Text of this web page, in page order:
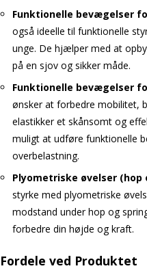
Funktionelle bevægelser
også ideelle til funktionelle
unge. De hjælper med at
på en sjov og sikker måde.
Funktionelle bevægelser
ønsker at forbedre mobilitet,
elastikker et skånsomt og
muligt at udføre funktionelle
overbelastning.
Plyometriske øvelser (hop
styrke med plyometriske
modstand under hop og
forbedre din højde og kraft.
Fordele ved Produktet